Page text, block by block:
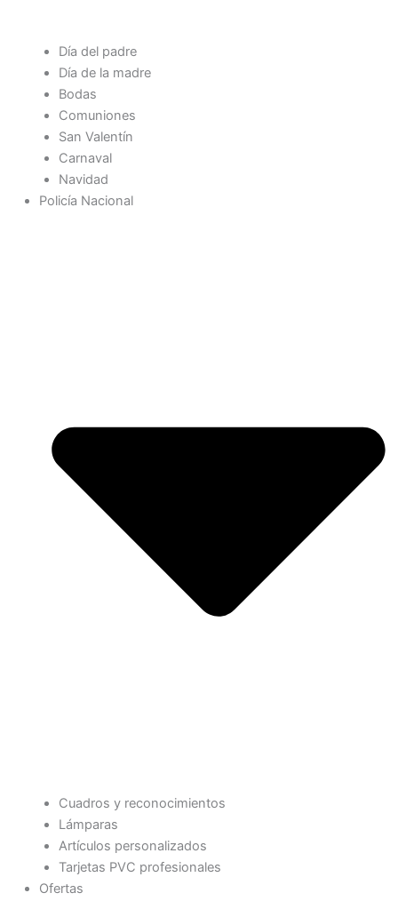
Día del padre
Día de la madre
Bodas
Comuniones
San Valentín
Carnaval
Navidad
Policía Nacional
Cuadros y reconocimientos
Lámparas
Artículos personalizados
Tarjetas PVC profesionales
Ofertas